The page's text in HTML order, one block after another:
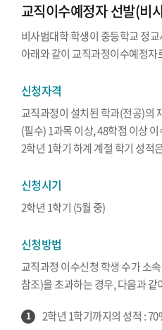
교직이수예정자 선발(비
비사범대학 학생이 중등학교 정
아래와 같이 교직과정이수예정자
신청자격
교직과정이 설치된 학과(전공)의
(필수) 1과목 이상, 48학점 이상
2학년 1학기 하계 계절 학기 성적
신청시기
2학년 1학기 (5월 중)
신청방법
교직과정 이수신청 학생 수가 소
참조)을 초과하는 경우, 다음과
1 2학년 1학기까지의 성적 :